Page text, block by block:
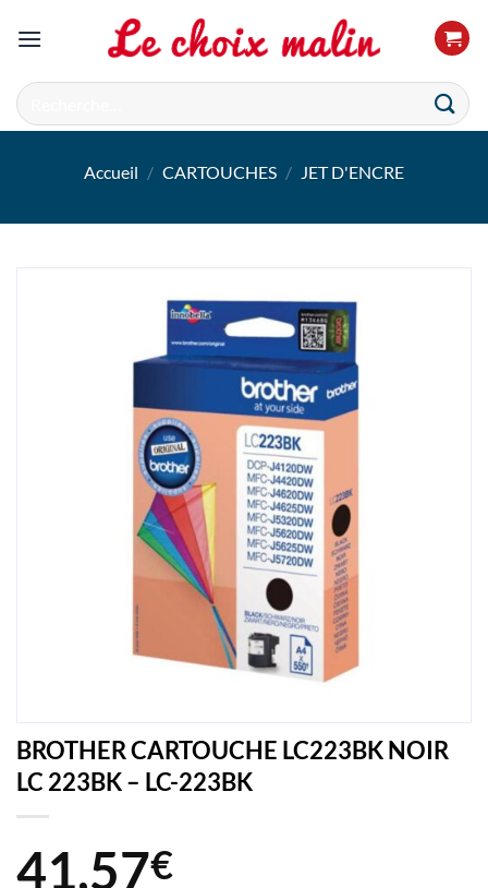
Recherche
pour :
Accueil / CARTOUCHES / JET D'ENCRE
BROTHER CARTOUCHE LC223BK NOIR
LC 223BK – LC-223BK
41,57€